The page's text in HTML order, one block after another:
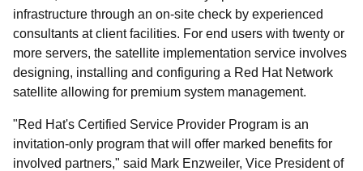
infrastructure through an on-site check by experienced
consultants at client facilities. For end users with twenty or
more servers, the satellite implementation service involves
designing, installing and configuring a Red Hat Network
satellite allowing for premium system management.
"Red Hat's Certified Service Provider Program is an
invitation-only program that will offer marked benefits for
involved partners," said Mark Enzweiler, Vice President of